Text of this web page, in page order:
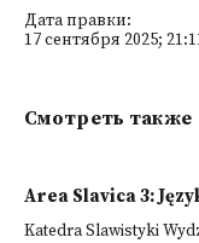
Дата правки:
17 сентября 2025;
Смотреть также
Area Slavica 3:
Katedra Slawistyki